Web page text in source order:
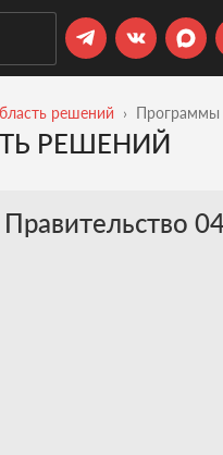
решений Программы
РЕШЕНИЙ